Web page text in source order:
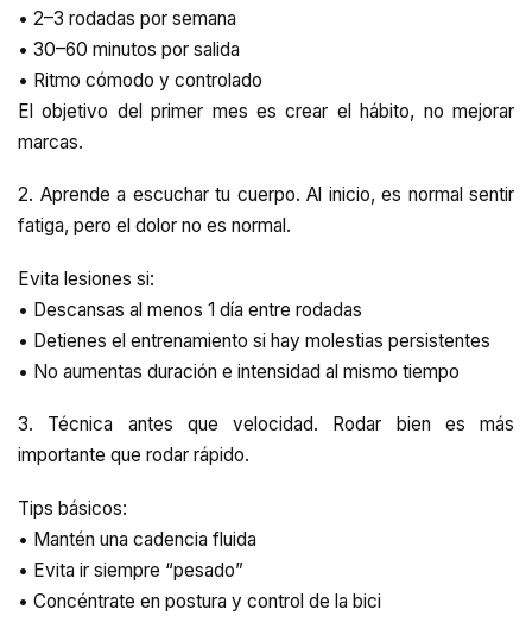
• 2–3 rodadas por semana
• 30–60 minutos por salida
• Ritmo cómodo y controlado
El objetivo del primer mes es crear el hábito, no mejorar
marcas.
2. Aprende a escuchar tu cuerpo. Al inicio, es normal sentir
fatiga, pero el dolor no es normal.
Evita lesiones si:
• Descansas al menos 1 día entre rodadas
• Detienes el entrenamiento si hay molestias persistentes
• No aumentas duración e intensidad al mismo tiempo
3. Técnica antes que velocidad. Rodar bien es más
importante que rodar rápido.
Tips básicos:
• Mantén una cadencia fluida
• Evita ir siempre “pesado”
• Concéntrate en postura y control de la bici